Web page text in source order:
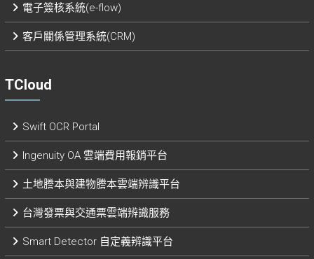
電子簽核系統(e-flow)
客戶關係管理系統(CRM)
TCloud
Swift OCR Portal
Ingenuity OA 雲端費用報銷平台
土地謄本與建物謄本雲端辨識平台
台灣發票與交通票雲端辨識服務
Smart Detector 自定義辨識平台​